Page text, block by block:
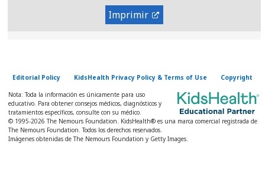
Imprimir
Editorial Policy KidsHealth Privacy Policy & Terms of Use Copyright
Nota: Toda la información es únicamente para uso
educativo. Para obtener consejos médicos, diagnósticos y
tratamientos específicos, consulte con su médico.
© 1995-2026 The Nemours Foundation. KidsHealth® es una marca comercial registrada de
The Nemours Foundation. Todos los derechos reservados.
Imágenes obtenidas de The Nemours Foundation y Getty Images.